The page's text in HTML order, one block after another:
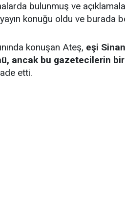
bulunmuş ve
konuğu oldu ve burada
konuşan Ateş, eşi
ancak bu gazetecilerin bir
etti.